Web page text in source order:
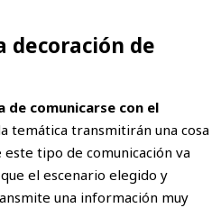
decoración de
de comunicarse con el
temática transmitirán una cosa
tipo de comunicación va
el escenario elegido y
una información muy